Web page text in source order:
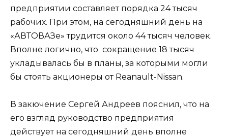
предприятии составляет порядка 24 тысяч
рабочих. При этом, на сегодняшний день на
«АВТОВАЗе» трудится около 44 тысяч человек.
Вполне логично, что сокращение 18 тысяч
укладывалась бы в планы, за которыми могли
бы стоять акционеры от Reanault-Nissan.
В закючение Сергей Андреев пояснил, что на
его взгляд руководство предприятия
действует на сегодняшний день вполне